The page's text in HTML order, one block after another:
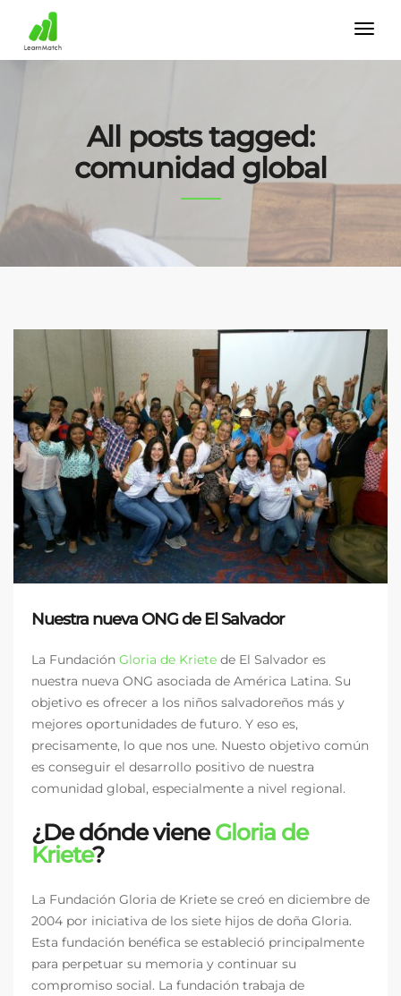
All posts tagged:
comunidad global
Nuestra nueva ONG de El Salvador
La Fundación Gloria de Kriete de El Salvador es
nuestra nueva ONG asociada de América Latina. Su
objetivo es ofrecer a los niños salvadoreños más y
mejores oportunidades de futuro. Y eso es,
precisamente, lo que nos une. Nuesto objetivo común
es conseguir el desarrollo positivo de nuestra
comunidad global, especialmente a nivel regional.
¿De dónde vieneGloria de
Kriete?
La Fundación Gloria de Kriete se creó en diciembre de
2004 por iniciativa de los siete hijos de doña Gloria.
Esta fundación benéfica se estableció principalmente
para perpetuar su memoria y continuar su
compromiso social. La fundación trabaja de